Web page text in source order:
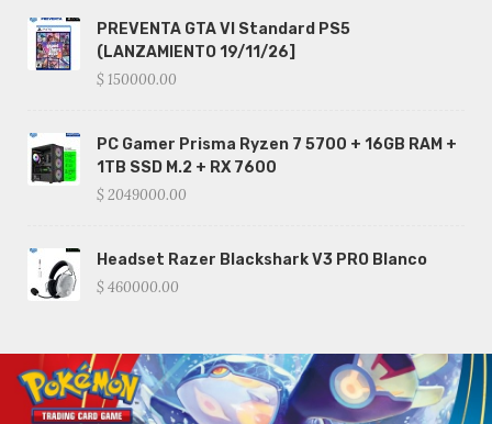
PREVENTA GTA VI Standard PS5
(LANZAMIENTO 19/11/26]
$ 150000.00
PC Gamer Prisma Ryzen 7 5700 + 16GB RAM +
1TB SSD M.2 + RX 7600
$ 2049000.00
Headset Razer Blackshark V3 PRO Blanco
$ 460000.00